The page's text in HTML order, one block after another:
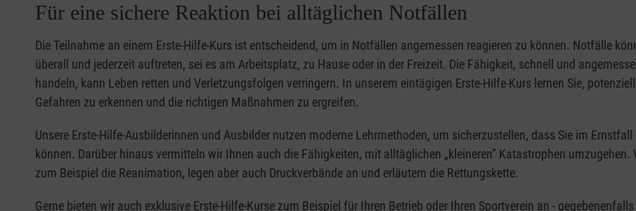
Für eine sichere Reaktion bei alltäglichen Notfällen
Die Teilnahme an einem Erste-Hilfe-Kurs ist entscheidend, um in Notfällen angemessen reagieren zu können. Notfälle
überall und jederzeit auftreten, sei es am Arbeitsplatz, zu Hause oder in der Freizeit. Die Fähigkeit, schnell und
handeln, kann Leben retten und Verletzungsfolgen verringern. In unserem eintägigen Erste-Hilfe-Kurs lernen Sie,
Gefahren zu erkennen und die richtigen Maßnahmen zu ergreifen.
Unsere Erste-Hilfe-Ausbilderinnen und Ausbilder nutzen moderne Lehrmethoden, um sicherzustellen, dass Sie im Ernstfall
können. Darüber hinaus vermitteln wir Ihnen auch die Fähigkeiten, mit alltäglichen „kleineren” Katastrophen umzugehen.
zum Beispiel die Reanimation, legen aber auch Druckverbände an und erläutern die Rettungskette.
Gerne bieten wir auch exklusive Erste-Hilfe-Kurse zum Beispiel für Ihren Betrieb oder Ihren Sportverein an -